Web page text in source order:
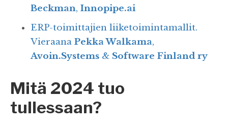
Beckman, Innopipe.ai
ERP-toimittajien liiketoimintamallit.
Vieraana Pekka Walkama,
Avoin.Systems & Software Finland ry
Mitä 2024 tuo
tullessaan?